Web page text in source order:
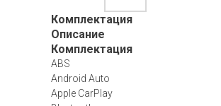
Комплектация
Описание
Комплектация
ABS
Android Auto
Apple CarPlay